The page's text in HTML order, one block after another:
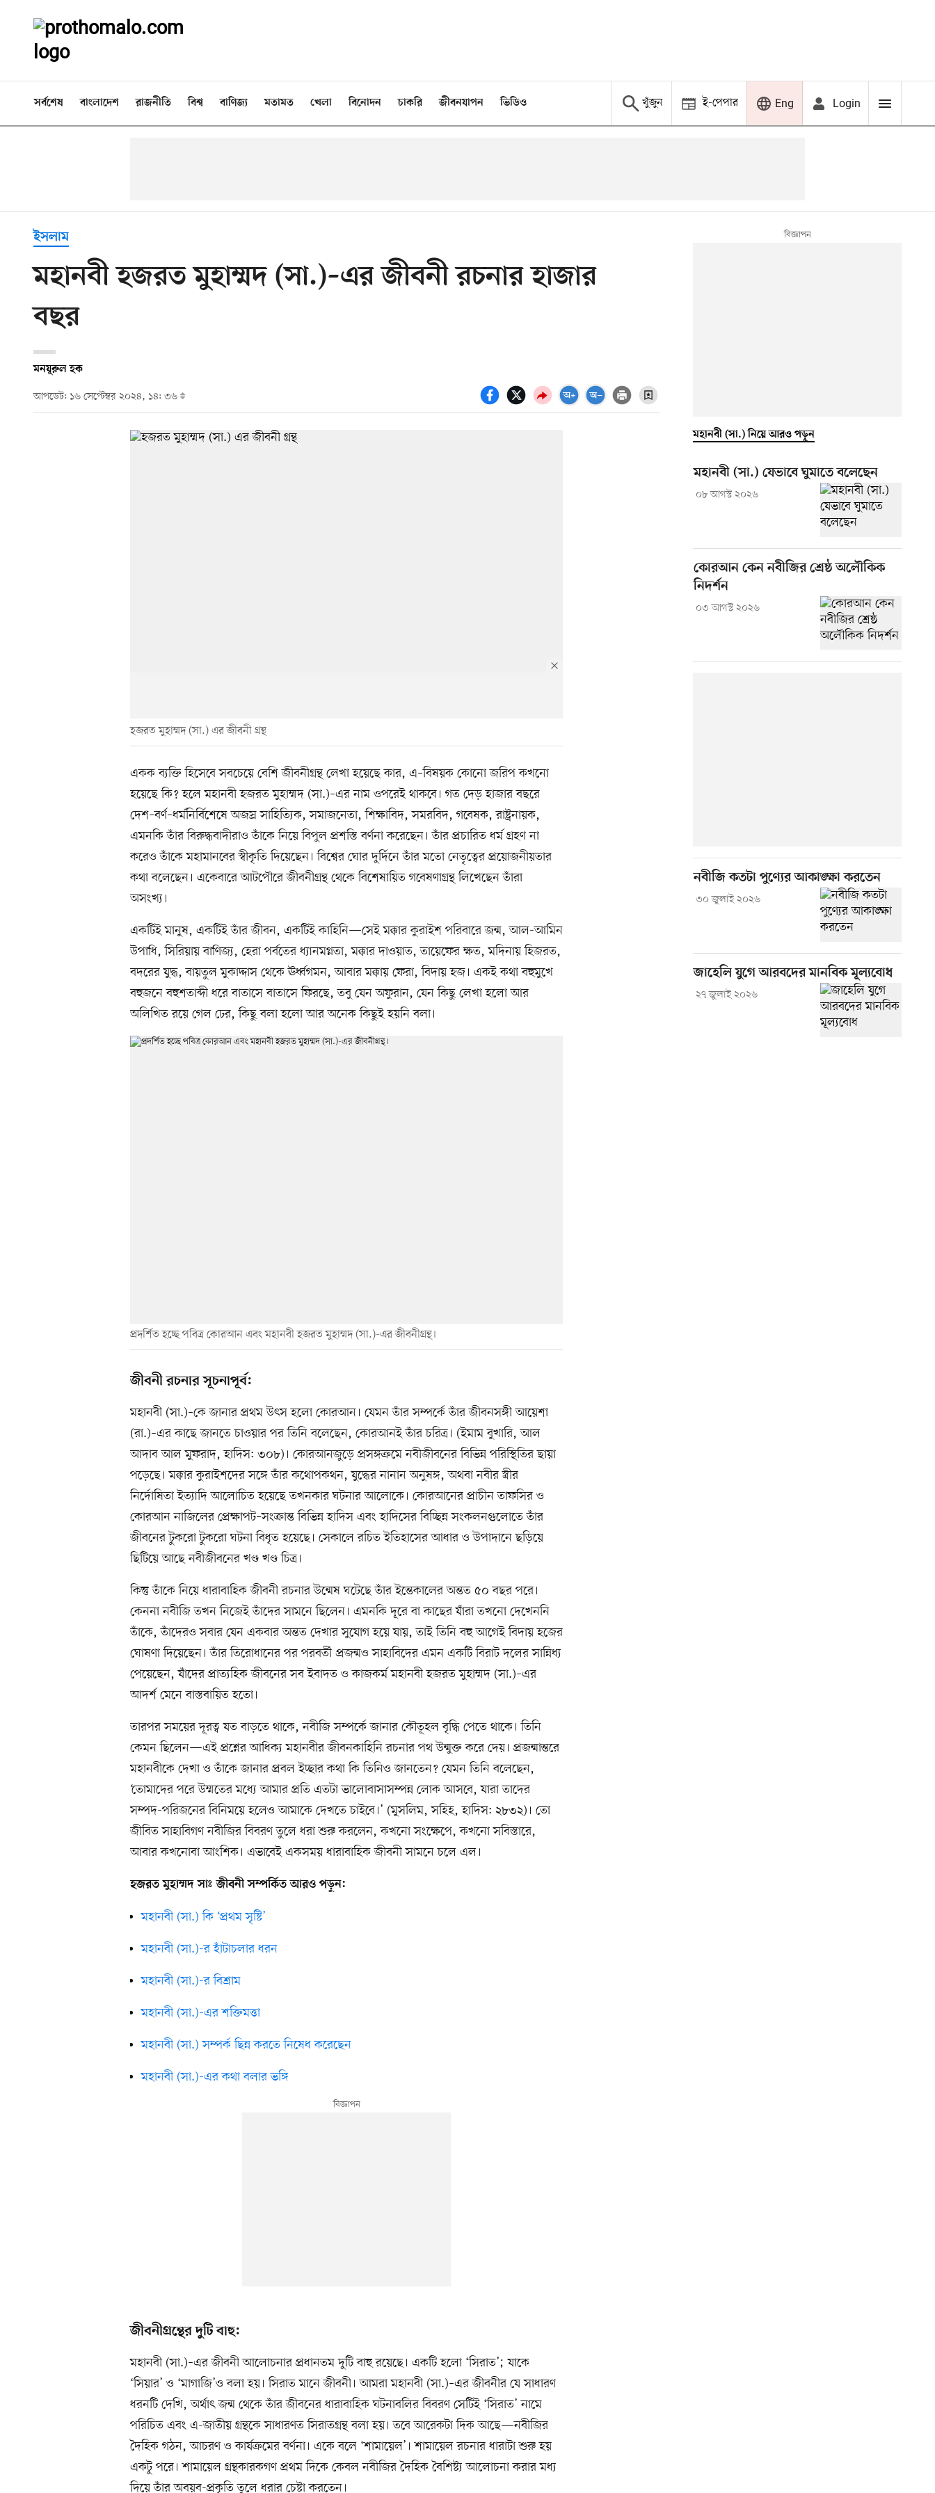
সর্বশেষ বাংলাদেশ রাজনীতি বিশ্ব বাণিজ্য মতামত খেলা বিনোদন চাকরি জীবনযাপন ভিডিও খুঁজুন ই-পেপার Eng Login
ইসলাম
মহানবী হজরত মুহাম্মদ (সা.)–এর জীবনী রচনার হাজার
বছর
মনযূরুল হক
আপডেট: ১৬ সেপ্টেম্বর ২০২৪, ১৪: ৩৬
হজরত মুহাম্মদ (সা.) এর জীবনী গ্রন্থ
একক ব্যক্তি হিসেবে সবচেয়ে বেশি জীবনীগ্রন্থ লেখা হয়েছে কার, এ–বিষয়ক কোনো জরিপ কখনো
হয়েছে কি? হলে মহানবী হজরত মুহাম্মদ (সা.)–এর নাম ওপরেই থাকবে। গত দেড় হাজার বছরে
দেশ–বর্ণ–ধর্মনির্বিশেষে অজস্র সাহিত্যিক, সমাজনেতা, শিক্ষাবিদ, সমরবিদ, গবেষক, রাষ্ট্রনায়ক,
এমনকি তাঁর বিরুদ্ধবাদীরাও তাঁকে নিয়ে বিপুল প্রশস্তি বর্ণনা করেছেন। তাঁর প্রচারিত ধর্ম গ্রহণ না
করেও তাঁকে মহামানবের স্বীকৃতি দিয়েছেন। বিশ্বের ঘোর দুর্দিনে তাঁর মতো নেতৃত্বের প্রয়োজনীয়তার
কথা বলেছেন। একেবারে আটপৌরে জীবনীগ্রন্থ থেকে বিশেষায়িত গবেষণাগ্রন্থ লিখেছেন তাঁরা
অসংখ্য।
একটিই মানুষ, একটিই তাঁর জীবন, একটিই কাহিনি—সেই মক্কার কুরাইশ পরিবারে জন্ম, আল-আমিন
উপাধি, সিরিয়ায় বাণিজ্য, হেরা পর্বতের ধ্যানমগ্নতা, মক্কার দাওয়াত, তায়েফের ক্ষত, মদিনায় হিজরত,
বদরের যুদ্ধ, বায়তুল মুকাদ্দাস থেকে ঊর্ধ্বগমন, আবার মক্কায় ফেরা, বিদায় হজ। একই কথা বহুমুখে
বহুজনে বহুশতাব্দী ধরে বাতাসে বাতাসে ফিরছে, তবু যেন অফুরান, যেন কিছু লেখা হলো আর
অলিখিত রয়ে গেল ঢের, কিছু বলা হলো আর অনেক কিছুই হয়নি বলা।
প্রদর্শিত হচ্ছে পবিত্র কোরআন এবং মহানবী হজরত মুহাম্মদ (সা.)-এর জীবনীগ্রন্থ।
জীবনী রচনার সূচনাপূর্ব:
মহানবী (সা.)–কে জানার প্রথম উৎস হলো কোরআন। যেমন তাঁর সম্পর্কে তাঁর জীবনসঙ্গী আয়েশা
(রা.)–এর কাছে জানতে চাওয়ার পর তিনি বলেছেন, কোরআনই তাঁর চরিত্র। (ইমাম বুখারি, আল
আদাব আল মুফরাদ, হাদিস: ৩০৮)। কোরআনজুড়ে প্রসঙ্গক্রমে নবীজীবনের বিভিন্ন পরিস্থিতির ছায়া
পড়েছে। মক্কার কুরাইশদের সঙ্গে তাঁর কথোপকথন, যুদ্ধের নানান অনুষঙ্গ, অথবা নবীর স্ত্রীর
নির্দোষিতা ইত্যাদি আলোচিত হয়েছে তখনকার ঘটনার আলোকে। কোরআনের প্রাচীন তাফসির ও
কোরআন নাজিলের প্রেক্ষাপট–সংক্রান্ত বিভিন্ন হাদিস এবং হাদিসের বিচ্ছিন্ন সংকলনগুলোতে তাঁর
জীবনের টুকরো টুকরো ঘটনা বিধৃত হয়েছে। সেকালে রচিত ইতিহাসের আধার ও উপাদানে ছড়িয়ে
ছিটিয়ে আছে নবীজীবনের খণ্ড খণ্ড চিত্র।
কিন্তু তাঁকে নিয়ে ধারাবাহিক জীবনী রচনার উন্মেষ ঘটেছে তাঁর ইন্তেকালের অন্তত ৫০ বছর পরে।
কেননা নবীজি তখন নিজেই তাঁদের সামনে ছিলেন। এমনকি দূরে বা কাছের যাঁরা তখনো দেখেননি
তাঁকে, তাঁদেরও সবার যেন একবার অন্তত দেখার সুযোগ হয়ে যায়, তাই তিনি বহু আগেই বিদায় হজের
ঘোষণা দিয়েছেন। তাঁর তিরোধানের পর পরবর্তী প্রজন্মও সাহাবিদের এমন একটি বিরাট দলের সান্নিধ্য
পেয়েছেন, যাঁদের প্রাত্যহিক জীবনের সব ইবাদত ও কাজকর্ম মহানবী হজরত মুহাম্মদ (সা.)–এর
আদর্শ মেনে বাস্তবায়িত হতো।
তারপর সময়ের দূরত্ব যত বাড়তে থাকে, নবীজি সম্পর্কে জানার কৌতূহল বৃদ্ধি পেতে থাকে। তিনি
কেমন ছিলেন—এই প্রশ্নের আধিক্য মহানবীর জীবনকাহিনি রচনার পথ উন্মুক্ত করে দেয়। প্রজন্মান্তরে
মহানবীকে দেখা ও তাঁকে জানার প্রবল ইচ্ছার কথা কি তিনিও জানতেন? যেমন তিনি বলেছেন,
‘তোমাদের পরে উম্মতের মধ্যে আমার প্রতি এতটা ভালোবাসাসম্পন্ন লোক আসবে, যারা তাদের
সম্পদ-পরিজনের বিনিময়ে হলেও আমাকে দেখতে চাইবে।’ (মুসলিম, সহিহ, হাদিস: ২৮৩২)। তো
জীবিত সাহাবিগণ নবীজির বিবরণ তুলে ধরা শুরু করলেন, কখনো সংক্ষেপে, কখনো সবিস্তারে,
আবার কখনোবা আংশিক। এভাবেই একসময় ধারাবাহিক জীবনী সামনে চলে এল।
হজরত মুহাম্মদ সাঃ জীবনী সম্পর্কিত আরও পড়ুন:
মহানবী (সা.) কি ‘প্রথম সৃষ্টি’
মহানবী (সা.)-র হাঁটাচলার ধরন
মহানবী (সা.)-র বিশ্রাম
মহানবী (সা.)-এর শক্তিমত্তা
মহানবী (সা.) সম্পর্ক ছিন্ন করতে নিষেধ করেছেন
মহানবী (সা.)-এর কথা বলার ভঙ্গি
জীবনীগ্রন্থের দুটি বাহু:
মহানবী (সা.)–এর জীবনী আলোচনার প্রধানতম দুটি বাহু রয়েছে। একটি হলো ‘সিরাত’; যাকে
‘সিয়ার’ ও ‘মাগাজি’ও বলা হয়। সিরাত মানে জীবনী। আমরা মহানবী (সা.)–এর জীবনীর যে সাধারণ
ধরনটি দেখি, অর্থাৎ জন্ম থেকে তাঁর জীবনের ধারাবাহিক ঘটনাবলির বিবরণ সেটিই ‘সিরাত’ নামে
পরিচিত এবং এ-জাতীয় গ্রন্থকে সাধারণত সিরাতগ্রন্থ বলা হয়। তবে আরেকটা দিক আছে—নবীজির
দৈহিক গঠন, আচরণ ও কার্যক্রমের বর্ণনা। একে বলে ‘শামায়েল’। শামায়েল রচনার ধারাটা শুরু হয়
একটু পরে। শামায়েল গ্রন্থকারকগণ প্রথম দিকে কেবল নবীজির দৈহিক বৈশিষ্ট্য আলোচনা করার মধ্য
দিয়ে তাঁর অবয়ব-প্রকৃতি তুলে ধরার চেষ্টা করতেন।
মহানবী (সা.) নিয়ে আরও পড়ুন
মহানবী (সা.) যেভাবে ঘুমাতে বলেছেন
০৮ আগস্ট ২০২৬
কোরআন কেন নবীজির শ্রেষ্ঠ অলৌকিক
নিদর্শন
০৩ আগস্ট ২০২৬
নবীজি কতটা পুণ্যের আকাঙ্ক্ষা করতেন
৩০ জুলাই ২০২৬
জাহেলি যুগে আরবদের মানবিক মূল্যবোধ
২৭ জুলাই ২০২৬